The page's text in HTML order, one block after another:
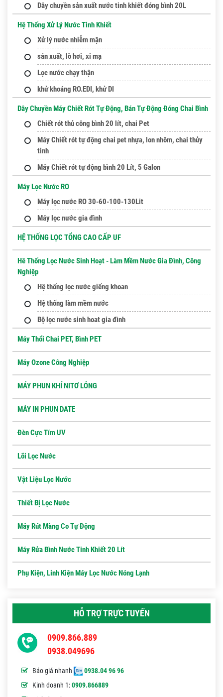
Dây chuyền sản xuất nước tinh khiết đóng bình 20L
Hệ Thống Xử Lý Nước Tinh Khiết
Xử lý nước nhiễm mặn
sản xuất, lò hơi, xi mạ
Lọc nước chạy thận
khử khoáng RO.EDI, khử DI
Dây Chuyền Máy Chiết Rót Tự Động, Bán Tự Động Đóng Chai Bình
Chiết rót thủ công bình 20 lít, chai Pet
Máy Chiết rót tự động chai pet nhựa, lon nhôm, chai thủy
tinh
Máy Chiết rót tự động bình 20 Lít, 5 Galon
Máy Lọc Nước RO
Máy lọc nước RO 30-60-100-130Lit
Máy lọc nước gia đình
HỆ THỐNG LỌC TỔNG CAO CẤP UF
Hê Thống Lọc Nước Sinh Hoạt - Làm Mềm Nước Gia Đình, Công
Nghiệp
Hệ thống lọc nước giếng khoan
Hệ thống làm mềm nước
Bộ lọc nước sinh hoat gia đình
Máy Thổi Chai PET, Bình PET
Máy Ozone Công Nghiệp
MÁY PHUN KHÍ NITƠ LỎNG
MÁY IN PHUN DATE
Đèn Cực Tím UV
Lõi Lọc Nước
Vật Liệu Lọc Nước
Thiết Bị Lọc Nước
Máy Rút Màng Co Tự Động
Máy Rửa Bình Nước Tinh Khiết 20 Lít
Phụ Kiện, Linh Kiện Máy Lọc Nước Nóng Lạnh
HỖ TRỢ TRỰC TUYẾN
0909.866.889
0938.049696
Báo giá nhanh
0938.04 96 96
Kinh doanh 1:0909.866889